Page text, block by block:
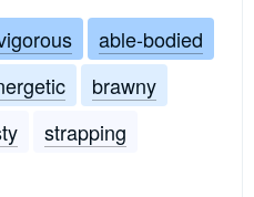
able-bodied
brawny
strapping